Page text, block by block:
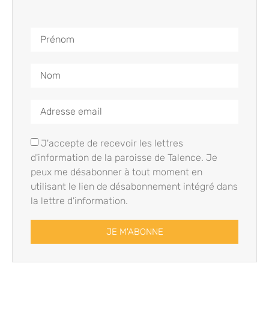
J'accepte de recevoir les lettres
d'information de la paroisse de Talence. Je
peux me désabonner à tout moment en
utilisant le lien de désabonnement intégré dans
la lettre d'information.
JE M'ABONNE